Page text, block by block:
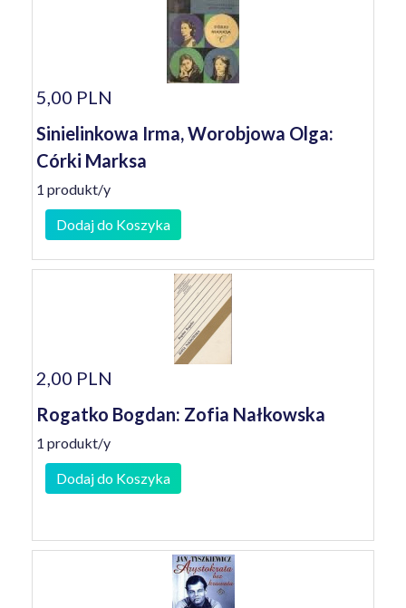
5,00 PLN
Sinielinkowa Irma, Worobjowa Olga:
Córki Marksa
1 produkt/y
Dodaj do Koszyka
2,00 PLN
Rogatko Bogdan: Zofia Nałkowska
1 produkt/y
Dodaj do Koszyka